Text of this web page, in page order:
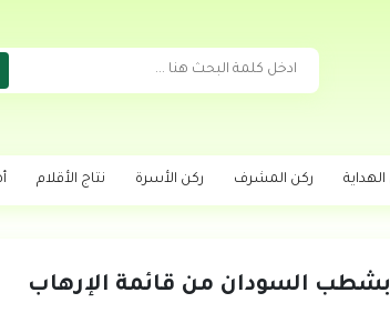
ركن المشرف ركن الأسرة نتاج الأقلام
السودان من قائمة الإرهاب